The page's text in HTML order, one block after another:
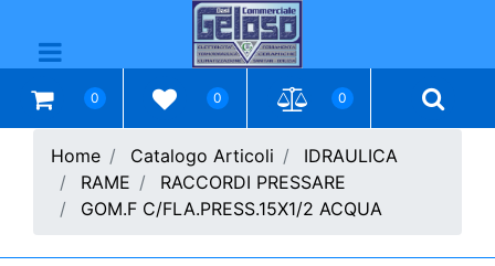
Open menu
0 0 0
Home Catalogo Articoli
IDRAULICA
RAME
RACCORDI PRESSARE
GOM.F C/FLA.PRESS.15X1/2 ACQUA